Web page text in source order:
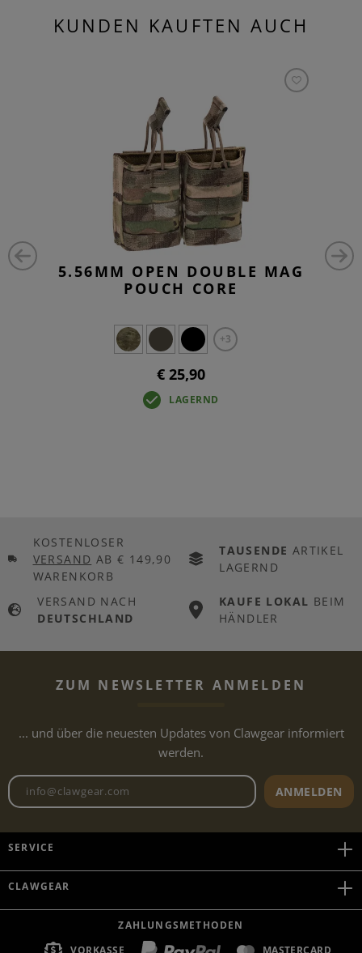
KUNDEN KAUFTEN AUCH
5.56MM OPEN DOUBLE MAG
POUCH CORE
+3
€ 25,90
LAGERND
KOSTENLOSER
VERSAND AB € 149,90
WARENKORB
TAUSENDE ARTIKEL
LAGERND
VERSAND NACH
DEUTSCHLAND
KAUFE LOKAL BEIM
HÄNDLER
ZUM NEWSLETTER ANMELDEN
... und über die neuesten Updates von Clawgear informiert
werden.
Newsletter E-Mail-Adresse
ANMELDEN
SERVICE
CLAWGEAR
ZAHLUNGSMETHODEN
VORKASSE
MASTERCARD